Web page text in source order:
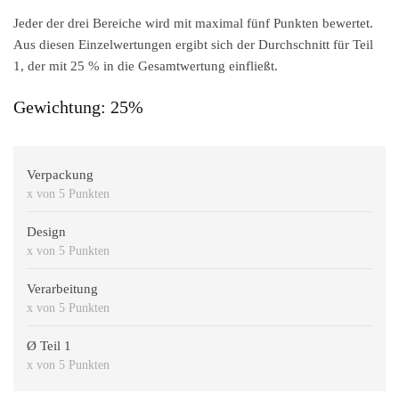
Jeder der drei Bereiche wird mit maximal fünf Punkten bewertet.
Aus diesen Einzelwertungen ergibt sich der Durchschnitt für Teil
1, der mit 25 % in die Gesamtwertung einfließt.
Gewichtung: 25%
Verpackung
x von 5 Punkten
Design
x von 5 Punkten
Verarbeitung
x von 5 Punkten
Ø Teil 1
x von 5 Punkten